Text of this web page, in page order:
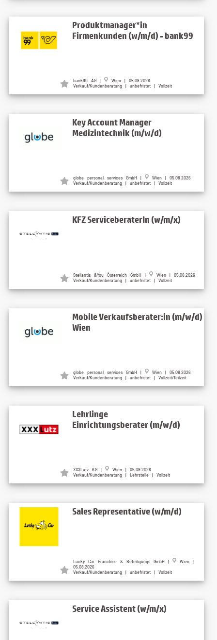
Produktmanager*in
Firmenkunden (w/m/d) - bank99
bank99 AG |
Wien | 05.08.2026
Verkauf/Kundenberatung | unbefristet | Vollzeit
Key Account Manager
Medizintechnik (m/w/d)
globe personal services GmbH |
Wien | 05.08.2026
Verkauf/Kundenberatung | unbefristet | Vollzeit
KFZ ServiceberaterIn (w/m/x)
Stellantis &You Österreich GmbH |
Wien | 05.08.2026
Verkauf/Kundenberatung | unbefristet | Vollzeit
Mobile Verkaufsberater:in (m/w/d)
Wien
globe personal services GmbH |
Wien | 05.08.2026
Verkauf/Kundenberatung | unbefristet | Vollzeit/Teilzeit
Lehrlinge
Einrichtungsberater (m/w/d)
XXXLutz KG |
Wien | 05.08.2026
Verkauf/Kundenberatung | Lehrstelle | Vollzeit
Sales Representative (w/m/d)
Lucky Car Franchise & Beteiligungs GmbH |
Wien |
05.08.2026
Verkauf/Kundenberatung | unbefristet | Vollzeit
Service Assistent (w/m/x)